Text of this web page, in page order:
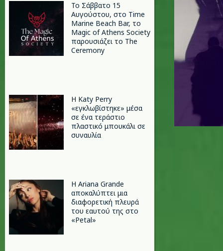
Το Σάββατο 15
Αυγούστου, στο Time
Marine Beach Bar, το
Magic of Athens Society
παρουσιάζει το The
Ceremony
H Katy Perry
«εγκλωβίστηκε» μέσα
σε ένα τεράστιο
πλαστικό μπουκάλι σε
συναυλία
Η Ariana Grande
αποκαλύπτει μια
διαφορετική πλευρά
του εαυτού της στο
«Petal»